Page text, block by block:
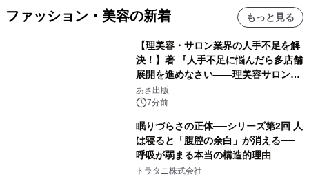
ファッション・美容の新着 もっと見る
【理美容・サロン業界の人手不足を解
決！】著 『人手不足に悩んだら多店舗
展開を進めなさい――理美容サロン
「多店舗展開」の教科書』2026年8月
24日（月）発売
あさ出版
7分前
眠りづらさの正体──シリーズ第2回 人
は寝ると「腹腔の余白」が消える──
呼吸が弱まる本当の構造的理由
トラタニ株式会社